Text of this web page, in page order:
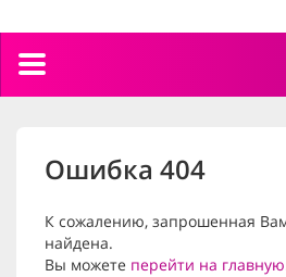
Toggle
Ошибка 404
К сожалению, запрошенная
найдена.
Вы можете перейти на главную